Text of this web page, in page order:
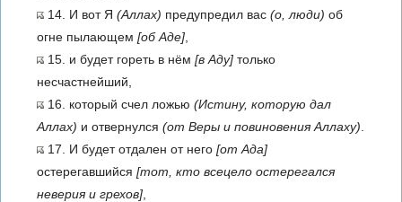
14. И вот Я (Аллах) предупредил вас (о, люди) об
огне пылающем [об Аде]
15. и будет гореть в нём [в Аду] только
несчастнейший,
16. который счел ложью (Истину, которую дал
Аллах) и отвернулся (от Веры и повиновения Аллаху)
17. И будет отдален от него [от Ада]
остерегавшийся [тот, кто всецело остерегался
неверия и грехов]